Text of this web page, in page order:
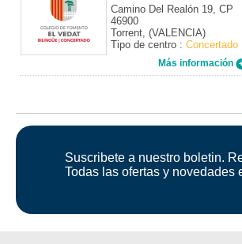
Camino Del Realón 19, CP
46900
Torrent, (VALENCIA)
Tipo de centro : Concertado
Más información
Suscribete a nuestro boletin.
Todas las ofertas y novedades